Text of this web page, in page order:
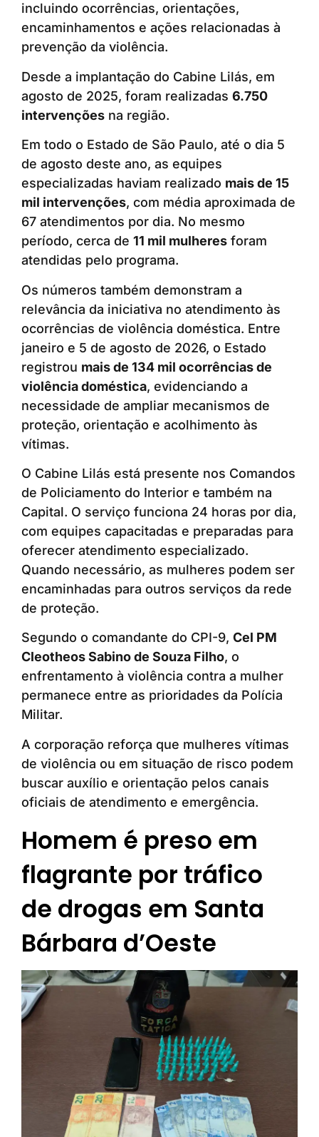
incluindo ocorrências, orientações,
encaminhamentos e ações relacionadas à
prevenção da violência.
Desde a implantação do Cabine Lilás, em
agosto de 2025, foram realizadas 6.750
intervenções na região.
Em todo o Estado de São Paulo, até o dia 5
de agosto deste ano, as equipes
especializadas haviam realizado mais de 15
mil intervenções, com média aproximada de
67 atendimentos por dia. No mesmo
período, cerca de 11 mil mulheres foram
atendidas pelo programa.
Os números também demonstram a
relevância da iniciativa no atendimento às
ocorrências de violência doméstica. Entre
janeiro e 5 de agosto de 2026, o Estado
registrou mais de 134 mil ocorrências de
violência doméstica, evidenciando a
necessidade de ampliar mecanismos de
proteção, orientação e acolhimento às
vítimas.
O Cabine Lilás está presente nos Comandos
de Policiamento do Interior e também na
Capital. O serviço funciona 24 horas por dia,
com equipes capacitadas e preparadas para
oferecer atendimento especializado.
Quando necessário, as mulheres podem ser
encaminhadas para outros serviços da rede
de proteção.
Segundo o comandante do CPI-9, Cel PM
Cleotheos Sabino de Souza Filho, o
enfrentamento à violência contra a mulher
permanece entre as prioridades da Polícia
Militar.
A corporação reforça que mulheres vítimas
de violência ou em situação de risco podem
buscar auxílio e orientação pelos canais
oficiais de atendimento e emergência.
Homem é preso em
flagrante por tráfico
de drogas em Santa
Bárbara d’Oeste